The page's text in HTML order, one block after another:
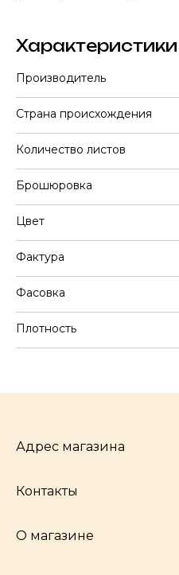
Характеристики
Производитель
Страна происхождения
Количество листов
Брошюровка
Цвет
Фактура
Фасовка
Плотность
Адрес магазина
Челябинск,
Контакты
pocherkartshop@mail.ru
О магазине